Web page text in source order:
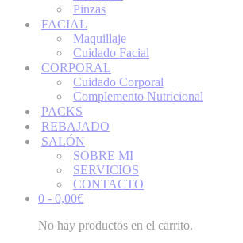
Pinzas
FACIAL
Maquillaje
Cuidado Facial
CORPORAL
Cuidado Corporal
Complemento Nutricional
PACKS
REBAJADO
SALÓN
SOBRE MI
SERVICIOS
CONTACTO
0 - 0,00€
No hay productos en el carrito.